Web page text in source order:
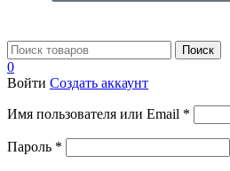
Поиск
0
Войти Создать аккаунт
Имя пользователя или Email *
Пароль *